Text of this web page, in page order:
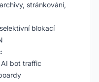
stránkování,
blokací
bot traffic